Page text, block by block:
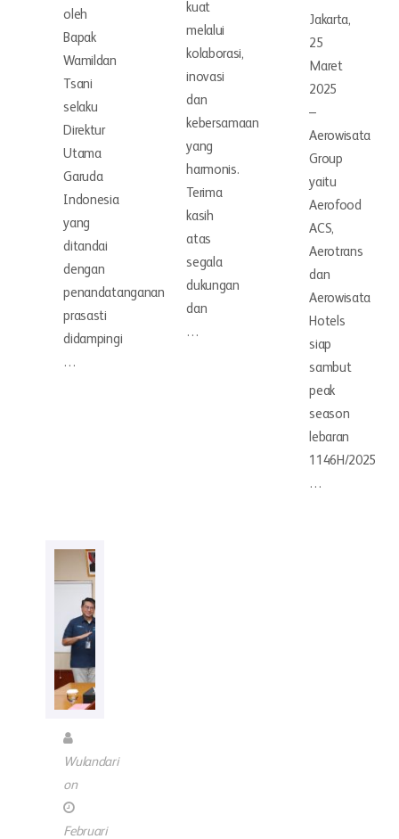
oleh
Bapak
Wamildan
Tsani
selaku
Direktur
Utama
Garuda
Indonesia
yang
ditandai
dengan
penandatanganan
prasasti
didampingi
…
kuat
melalui
kolaborasi,
inovasi
dan
kebersamaan
yang
harmonis.
Terima
kasih
atas
segala
dukungan
dan
…
Jakarta,
25
Maret
2025
–
Aerowisata
Group
yaitu
Aerofood
ACS,
Aerotrans
dan
Aerowisata
Hotels
siap
sambut
peak
season
lebaran
1146H/2025
…
Wulandari
on
Februari